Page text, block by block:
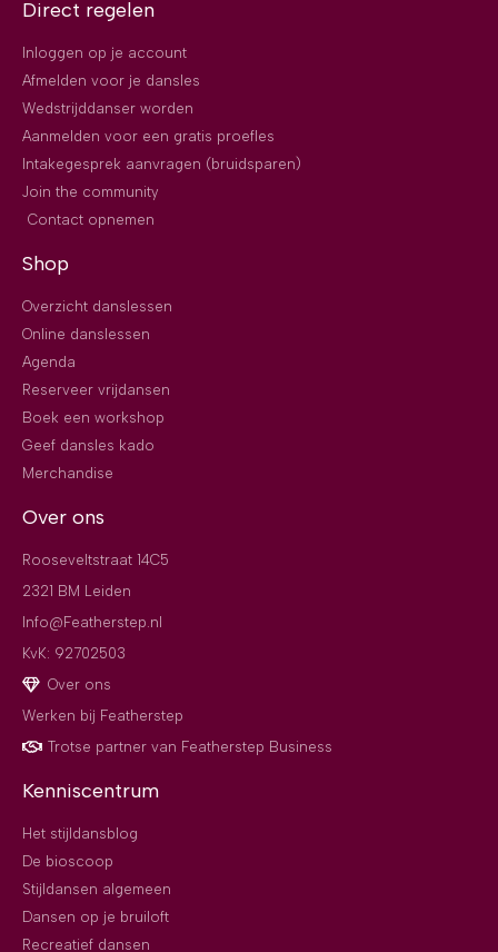
Direct regelen
Inloggen op je account
Afmelden voor je dansles
Wedstrijddanser worden
Aanmelden voor een gratis proefles
Intakegesprek aanvragen (bruidsparen)
Join the community
Contact opnemen
Shop
Overzicht danslessen
Online danslessen
Agenda
Reserveer vrijdansen
Boek een workshop
Geef dansles kado
Merchandise
Over ons
Rooseveltstraat 14C5
2321 BM Leiden
Info@Featherstep.nl
KvK: 92702503
Over ons
Werken bij Featherstep
Trotse partner van Featherstep Business
Kenniscentrum
Het stijldansblog
De bioscoop
Stijldansen algemeen
Dansen op je bruiloft
Recreatief dansen